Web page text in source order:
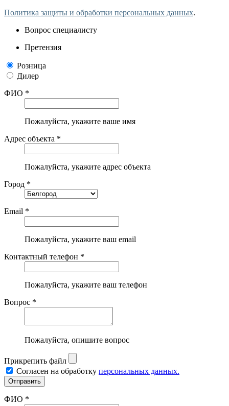
Политика защиты и обработки персональных данных.
Вопрос специалисту
Претензия
Розница
Дилер
ФИО *
Пожалуйста, укажите ваше имя
Адрес объекта *
Пожалуйста, укажите адрес объекта
Город *
Email *
Пожалуйста, укажите ваш email
Контактный телефон *
Пожалуйста, укажите ваш телефон
Вопрос *
Пожалуйста, опишите вопрос
Прикрепить файл
Согласен на обработку персональных данных.
ФИО *